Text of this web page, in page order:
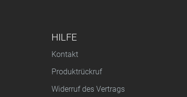
HILFE
Kontakt
Produktrückruf
Widerruf des Vertrags